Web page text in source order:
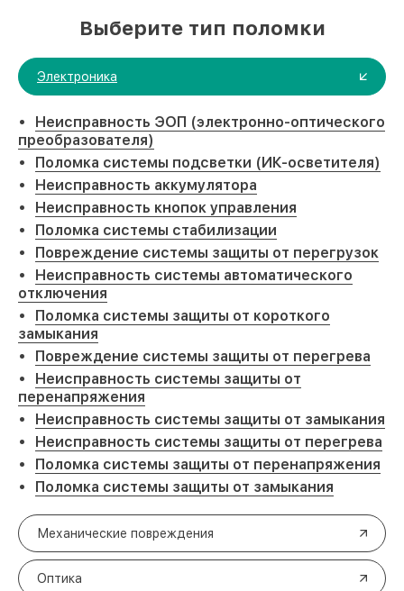
Выберите тип поломки
Электроника
Неисправность ЭОП (электронно-оптического
преобразователя)
Поломка системы подсветки (ИК-осветителя)
Неисправность аккумулятора
Неисправность кнопок управления
Поломка системы стабилизации
Повреждение системы защиты от перегрузок
Неисправность системы автоматического
отключения
Поломка системы защиты от короткого
замыкания
Повреждение системы защиты от перегрева
Неисправность системы защиты от
перенапряжения
Неисправность системы защиты от замыкания
Неисправность системы защиты от перегрева
Поломка системы защиты от перенапряжения
Поломка системы защиты от замыкания
Механические повреждения
Оптика